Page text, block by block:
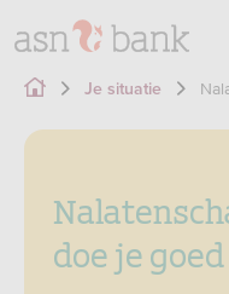
Je situatie
doe je goed